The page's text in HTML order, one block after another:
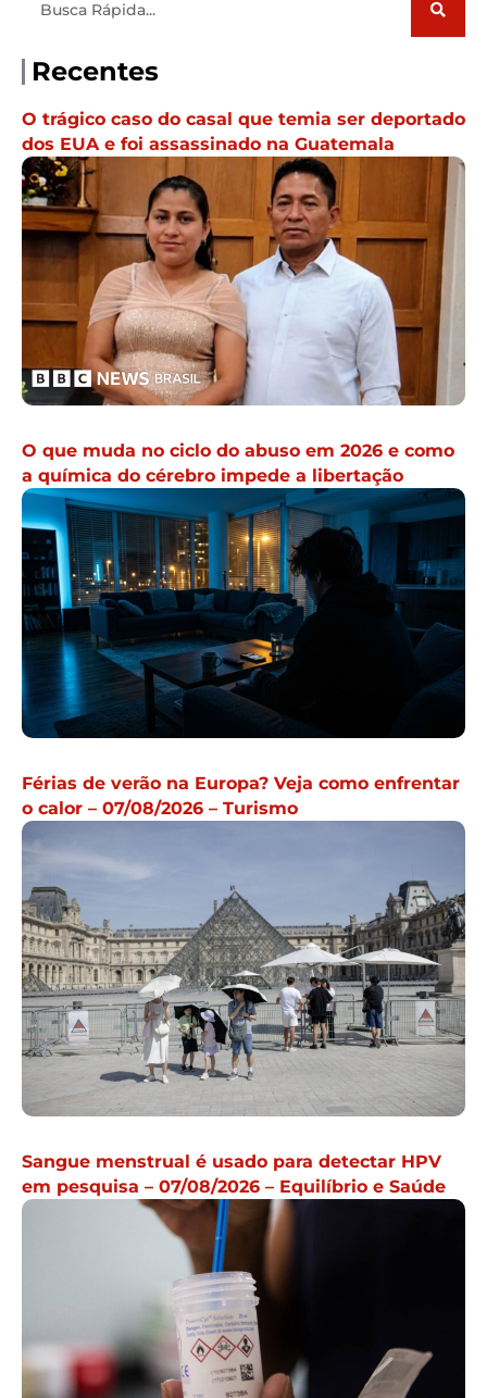
Recentes
O trágico caso do casal que temia ser deportado
dos EUA e foi assassinado na Guatemala
O que muda no ciclo do abuso em 2026 e como
a química do cérebro impede a libertação
Férias de verão na Europa? Veja como enfrentar
o calor – 07/08/2026 – Turismo
Sangue menstrual é usado para detectar HPV
em pesquisa – 07/08/2026 – Equilíbrio e Saúde